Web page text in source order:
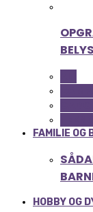
FAMILIE OG
HOBBY OG